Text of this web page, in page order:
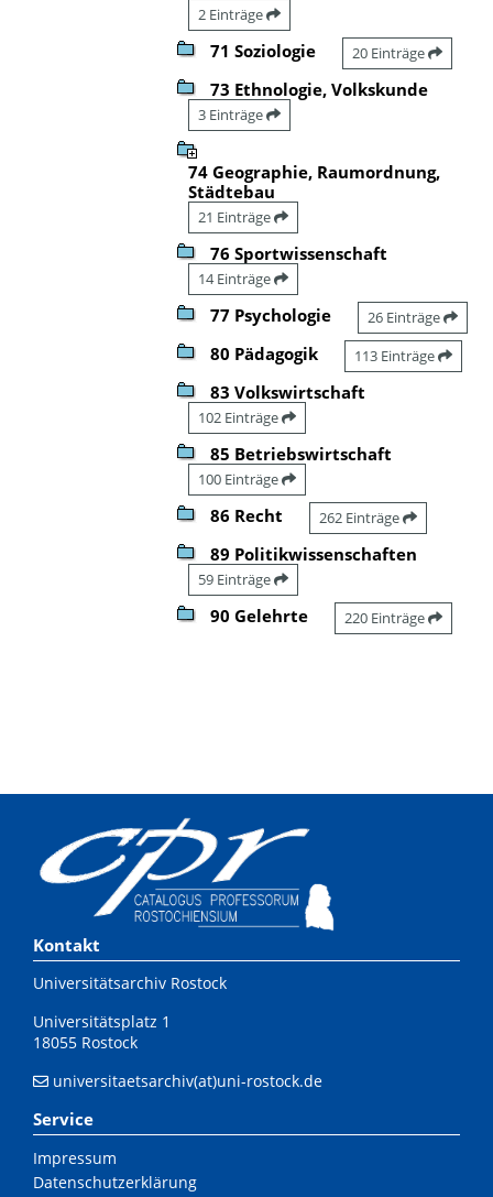
2 Einträge
71 Soziologie 20 Einträge
73 Ethnologie, Volkskunde
3 Einträge
74 Geographie, Raumordnung,
Städtebau
21 Einträge
76 Sportwissenschaft
14 Einträge
77 Psychologie 26 Einträge
80 Pädagogik 113 Einträge
83 Volkswirtschaft
102 Einträge
85 Betriebswirtschaft
100 Einträge
86 Recht 262 Einträge
89 Politikwissenschaften
59 Einträge
90 Gelehrte 220 Einträge
Kontakt
Universitätsarchiv Rostock
Universitätsplatz 1
18055 Rostock
universitaetsarchiv(at)uni-rostock.de
Service
Impressum
Datenschutzerklärung